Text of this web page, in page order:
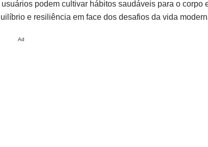
podem cultivar hábitos saudáveis ​​para o corpo
e resiliência em face dos desafios da vida
Ad